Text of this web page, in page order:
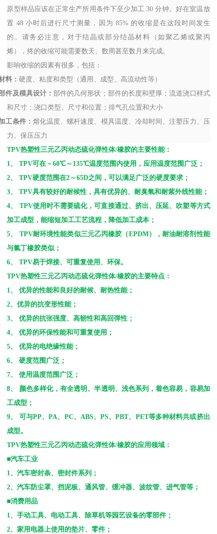
原型样品应该在正常生产所用条件下至少加工 30分钟。好在室温放
置48小时后进行尺寸测量，因为 85% 的收缩是在这段时间发生
的。请务必注意，对于结晶或部分结晶材料（如聚乙烯或聚丙
烯），终的收缩可能需要数天、数周甚至数月来完成。
影响收缩的因素有很多，包括：
料：硬度、粘度和类型（通用、成型、高流动性等）
件及模具设计：部件的几何形状；部件的长度和壁厚；流道浇口样式
和尺寸；浇口类型、尺寸和位置；排气孔位置和大小
工条件： 熔化温度、螺杆速度、模具温度、冷却时间、注塑压力、压
力、保压压力
TPV热塑性三元乙丙动态硫化弹性体/橡胶的主要性能：
1 、TPV可在－60℃～ 135℃温度范围内使用，应用温度范围广泛；
2、TPV硬度范围在2 ～65D之间，可以满足广泛的硬度要求；
3、TPV具有较好的耐候性，具有优异的、耐臭氧和耐紫外线性能；
4、 TPV使用时不需要硫化，可直接通过、挤出、压延、吹塑等方式
加工成型，能缩短加工工艺流程，降低加工成本；
5、 TPV耐环境性能类似三元乙丙橡胶（EPDM），耐油耐溶剂性能
与氯丁橡胶类似；
6、TPV易于焊接、可重复使用、环保。
TPV热塑性三元乙丙动态硫化弹性体/橡胶的主要特点：
1 、 优异的性能和良好的耐候、耐热性能；
2、优异的抗变形性能；
3、 优异的抗张强度、高韧性和高回弹性；
4、 优异的环保性能和可重复使用；
5、 优异的电绝缘性能；
6、 硬度范围广泛；
7、 使用温度范围广泛；
8、 颜色多样化，有全透明、半透明、浅色系列，着色容易，容易加
工成型；
9、 可与PP、PA、 PC、 ABS、PS、PBT、 PET等多种材料共或挤出
成型。
TPV热塑性三元乙丙动态硫化弹性体/橡胶的应用领域：
■汽车工业
1 、汽车密封条、密封件系列；
2、汽车防尘罩、挡泥板、通风管、缓冲器、波纹管、进气管等；
■消费用品
1 、手动工具、电动工具、除草机等园艺设备的零部件；
2、家用电器上使用的垫片、零件；